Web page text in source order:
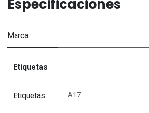
Especificaciones
Marca
Etiquetas
Etiquetas A17